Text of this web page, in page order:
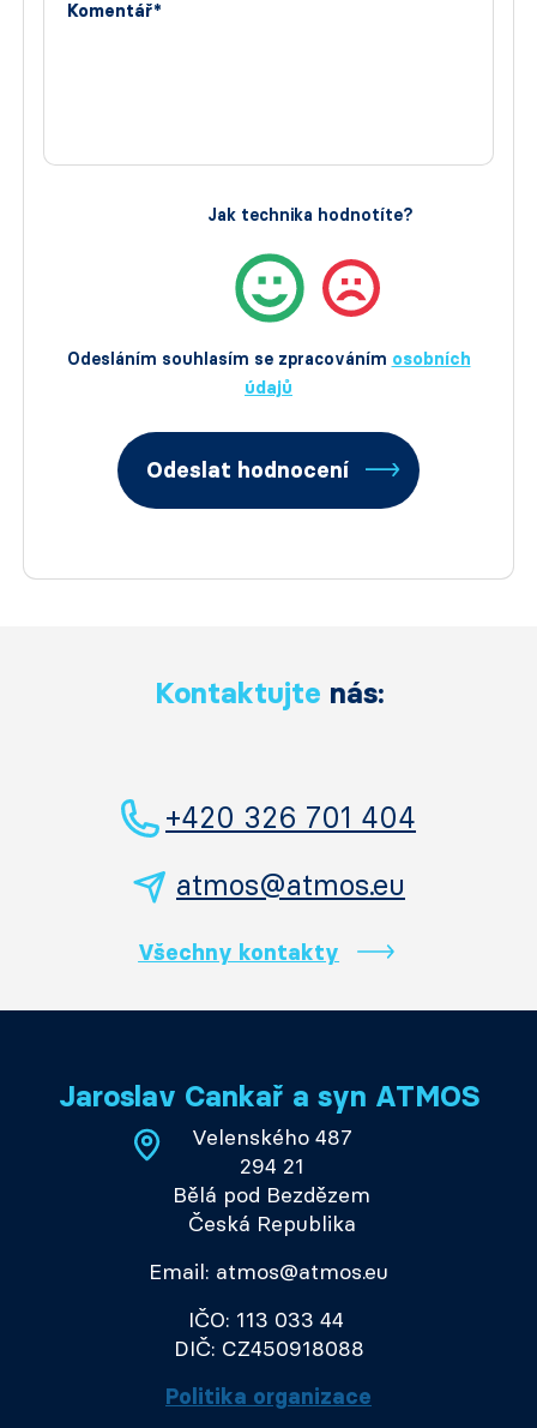
Komentář*
Odesláním souhlasím se zpracováním osobních
údajů
Jak technika hodnotíte?
Odeslat hodnocení
Kontaktujte nás:
+420 326 701 404
atmos@atmos.eu
Všechny kontakty
Jaroslav Cankař a syn ATMOS
Velenského 487
294 21
Bělá pod Bezdězem
Česká Republika
Email: atmos@atmos.eu
IČO: 113 033 44
DIČ: CZ450918088
Politika organizace